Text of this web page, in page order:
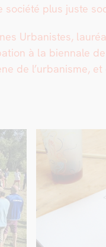
plus juste
Urban­istes,
à la bien­nale
de l’urbanisme,